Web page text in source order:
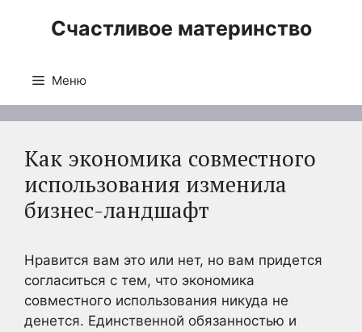
Счастливое материнство
Меню
Как экономика совместного
использования изменила
бизнес-ландшафт
Нравится вам это или нет, но вам придется
согласиться с тем, что экономика
совместного использования никуда не
денется. Единственной обязанностью и